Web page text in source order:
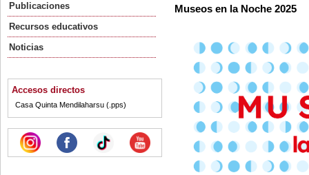
Publicaciones
Recursos educativos
Noticias
Accesos directos
Casa Quinta Mendilaharsu (.pps)
Museos en la Noche 2025